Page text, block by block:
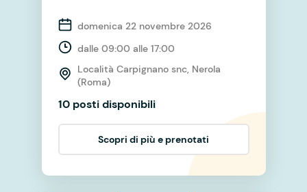
domenica 22 novembre 2026
dalle 09:00 alle 17:00
Località Carpignano snc, Nerola
(Roma)
10 posti disponibili
Scopri di più e prenotati